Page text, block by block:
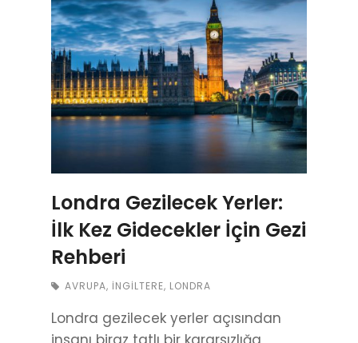
Londra Gezilecek Yerler:
İlk Kez Gidecekler İçin Gezi
Rehberi
AVRUPA, İNGILTERE, LONDRA
Londra gezilecek yerler açısından